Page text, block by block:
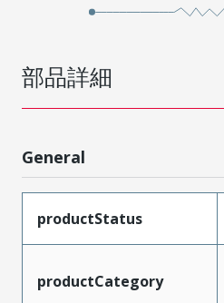
部品詳細
General
productStatus
productCategory